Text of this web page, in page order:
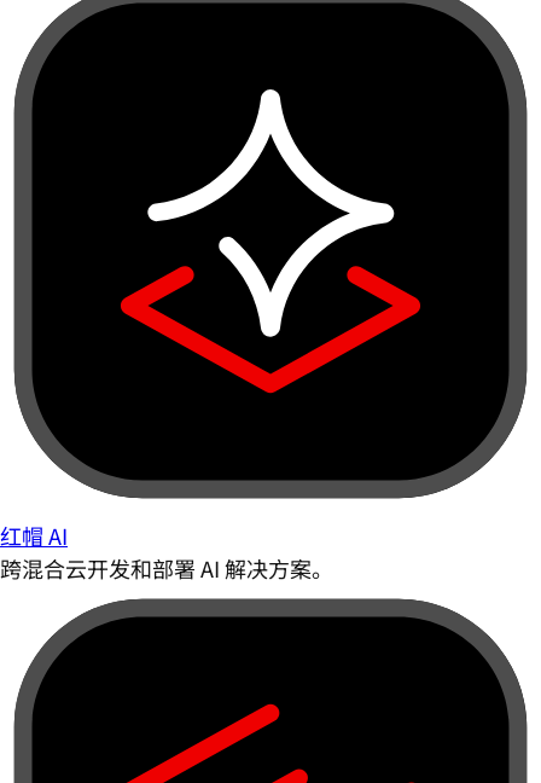
红帽 AI
跨混合云开发和部署 AI 解决方案。